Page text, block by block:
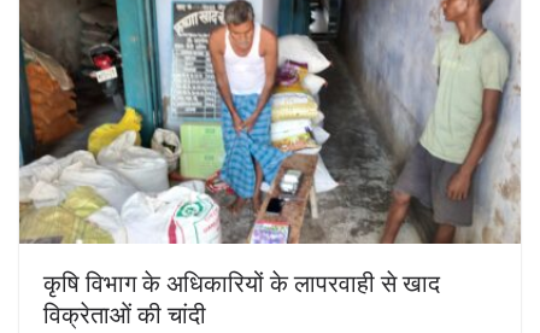
कृषि विभाग के अधिकारियों के लापरवाही से खाद
विक्रेताओं की चांदी